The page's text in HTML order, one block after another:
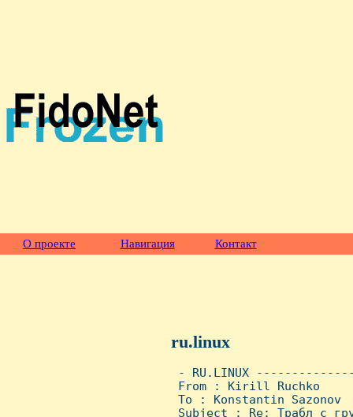
О проекте Навигация Контакт
ru.linux
- RU.LINUX
From : Kirill Ruchko
To : Konstantin Sazonov
Subject : Re: Трабл с